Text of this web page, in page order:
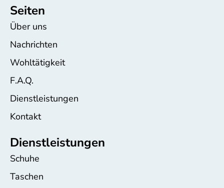
Seiten
Über uns
Nachrichten
Wohltätigkeit
F.A.Q.
Dienstleistungen
Kontakt
Dienstleistungen
Schuhe
Taschen